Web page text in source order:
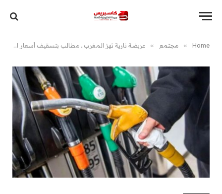
Home
» مجتمع » عريضة نارية تهز المغرب.. مطالب بتسقيف أسعار المحروقات عند 10 دراهم وإحياء سامير